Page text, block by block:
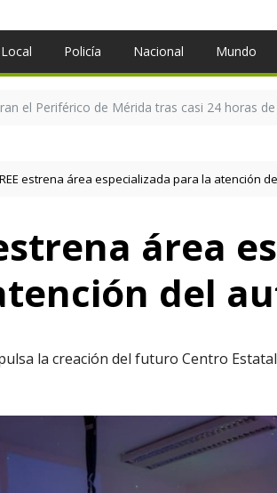
Local Policía Nacional Mundo
el Periférico de Mérida tras casi 24 horas
estrena área especializada para la atención
estrena área
del
la creación del futuro Centro